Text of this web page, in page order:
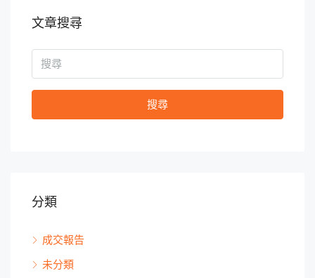
文章搜尋
搜尋
分類
成交報告
未分類